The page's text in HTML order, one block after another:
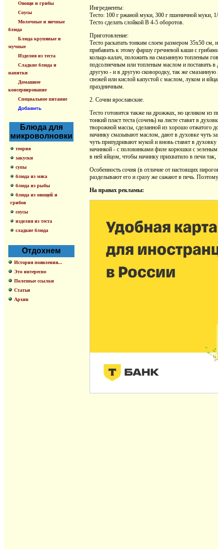
Овощи и грибы
Соусы
Молочные и яичные
блюда
Блюда крупяные и
мучные
Изделия из теста
Сладкие блюда и
напитки
Домашнее
консервирование
Специальное питание
Добавить
Блюда для
микроволновки
теория
закуски
супы
блюда из мяса
блюда из рыбы
блюда из овощей и
грибов
соусы
изделия из теста
сладкие блюда
Отдохнем
История появления...
Это интересно
Полезные ссылки
Статьи
Архив
Ингредиенты:
Тесто: 100 г ржаной муки, 300 г пшеничной муки,
Тесто сделать слойкой В 4-5 оборотов.
Приготовление:
Тесто раскатать тонким слоем размером 35x50
прибавить к этому фаршу гречневой каши с
кольцо-калач, положить на смазанную топленым
подсолнечным или топленым маслом и поставить в
другую - и в другую сковородку, так же смазанную
свежей или кислой капустой с маслом, луком и
праздничным.
2. Сочни ярославские.
Тесто готовится также на дрожжах, но целиком из
тонкий пласт теста (сочень) на листе ставят в
творожной массы, сделанной из хорошо отжатого
начинку смазывают маслом, дают в духовке чуть
чуть припудривают мукой и вновь ставят в
начинкой - с половинками филе корюшки с
в ней яйцом, чтобы начинку прихватило в печи
Особенность сочня (в отличие от настоящих
разделывают его и сразу же сажают в печь.
На правах рекламы: